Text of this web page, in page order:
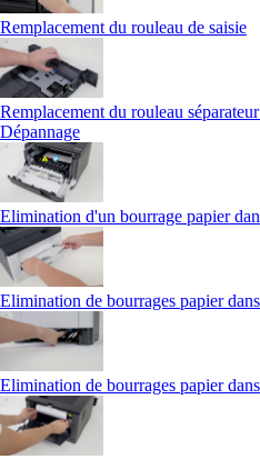
Remplacement du rouleau de saisie
Remplacement du rouleau
Dépannage
Elimination d'un bourrage papier
Elimination de bourrages papier
Elimination de bourrages papier